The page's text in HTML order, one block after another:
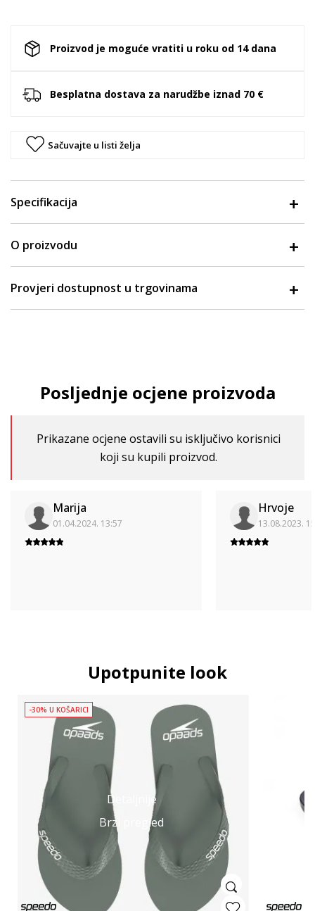
Proizvod je moguće vratiti u roku od 14 dana
Besplatna dostava za narudžbe iznad 70 €
Sačuvajte u listi želja
Specifikacija
O proizvodu
Provjeri dostupnost u trgovinama
Posljednje ocjene proizvoda
Prikazane ocjene ostavili su isključivo korisnici
koji su kupili proizvod.
Marija
01.04.2024. 13:57
Hrvoje
13.08.2023.
Upotpunite look
Detaljnije
Brzi pregled
-30% U KOŠARICI